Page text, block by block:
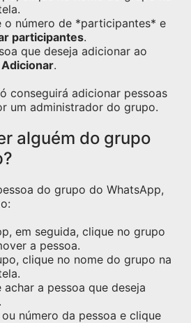
o número de *participantes* e
participantes.
que deseja adicionar ao
Adicionar.
conseguirá adicionar pessoas
um administrador do grupo.
alguém do grupo
do grupo do WhatsApp,
em seguida, clique no grupo
a pessoa.
clique no nome do grupo na
a pessoa que deseja
número da pessoa e clique